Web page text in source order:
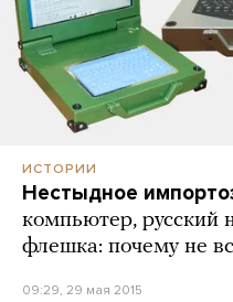
ИСТОРИИ
Нестыдное
компьютер, русский
флешка: почему не
09:29, 29 мая 2015